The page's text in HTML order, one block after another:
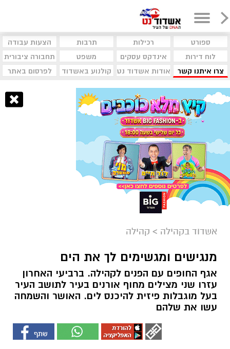
ספורט רכילות תרבות
הצעות עבודה
לוח דירות
אינדקס עסקים משפט
תחבורה ציבורית
צרו איתנו קשר
אודות אשדוד נט קולנוע באשדוד לפרסום באתר
אשדוד בקהילה > קהילה
מנגישים ומגשימים לך את הים
אגף החופים עם הפנים לקהילה. ברביעי האחרון
עזרו שני מצילים מחוף אורנים בעיר לתושב העיר
בעל מוגבלות פיזית להיכנס לים. האושר והשמחה
עשו את שלהם